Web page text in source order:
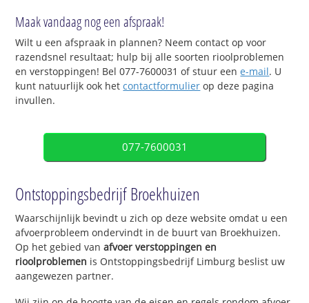
Maak vandaag nog een afspraak!
Wilt u een afspraak in plannen? Neem contact op voor
razendsnel resultaat; hulp bij alle soorten rioolproblemen
en verstoppingen! Bel 077-7600031 of stuur eene-mail. U
kunt natuurlijk ook hetcontactformulier op deze pagina
invullen.
077-7600031
Ontstoppingsbedrijf Broekhuizen
Waarschijnlijk bevindt u zich op deze website omdat u een
afvoerprobleem ondervindt in de buurt van Broekhuizen.
Op het gebied vanafvoer verstoppingen en
rioolproblemen is Ontstoppingsbedrijf Limburg beslist uw
aangewezen partner.